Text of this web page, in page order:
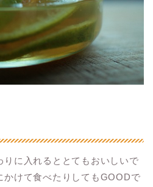
に入れるととてもおいしいで
かけて食べたりしてもGOODで